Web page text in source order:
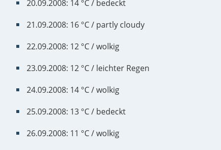
20.09.2008: 14 °C / bedeckt
21.09.2008: 16 °C / partly cloudy
22.09.2008: 12 °C / wolkig
23.09.2008: 12 °C / leichter Regen
24.09.2008: 14 °C / wolkig
25.09.2008: 13 °C / bedeckt
26.09.2008: 11 °C / wolkig